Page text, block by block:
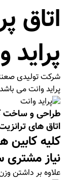
اتاق
پراید
شرکت تولیدی
پراید وانت می
طراحی و ساخت
اتاق های
کلیه کابین
نیاز
علاوه بر داشتن